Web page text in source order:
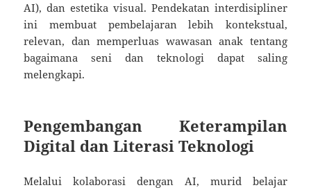
AI), dan estetika visual. Pendekatan interdisipliner
ini membuat pembelajaran lebih kontekstual,
relevan, dan memperluas wawasan anak tentang
bagaimana seni dan teknologi dapat saling
melengkapi.
Pengembangan Keterampilan
Digital dan Literasi Teknologi
Melalui kolaborasi dengan AI, murid belajar